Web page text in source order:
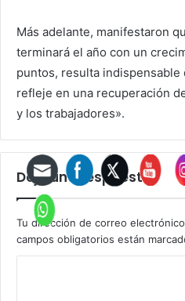
Más adelante, manifestaron
terminará el año con un
puntos, resulta
refleje en una recuperación
y los trabajadores».
Deja una respuesta
Tu dirección de correo
campos obligatorios están